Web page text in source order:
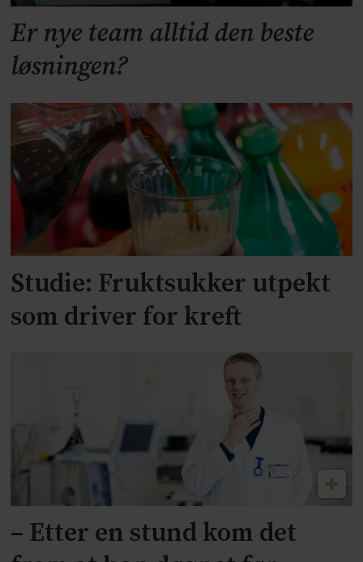
Er nye team alltid den beste
løsningen?
Studie: Fruktsukker utpekt
som driver for kreft
– Etter en stund kom det